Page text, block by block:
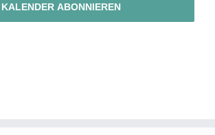
KALENDER ABONNIEREN